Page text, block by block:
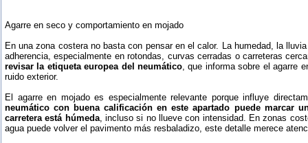
Agarre en seco y comportamiento en mojado
En una zona costera no basta con pensar en el calor. La humedad, la
adherencia, especialmente en rotondas, curvas cerradas o carreteras
revisar la etiqueta europea del neumático, que informa sobre el agarre
ruido exterior.
El agarre en mojado es especialmente relevante porque influye
neumático con buena calificación en este apartado puede marcar
carretera está húmeda, incluso si no llueve con intensidad. En zonas
agua puede volver el pavimento más resbaladizo, este detalle merece